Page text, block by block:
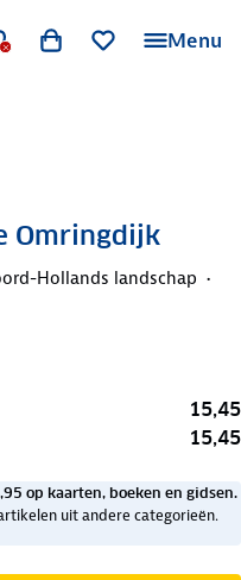
Menu
Omringdijk
Hollands landschap
15,45
15,45
op kaarten, boeken en gidsen.
uit andere categorieën.